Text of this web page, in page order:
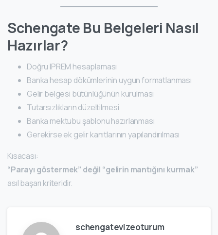
Schengate Bu Belgeleri Nasıl
Hazırlar?
Doğru IPREM hesaplaması
Banka hesap dökümlerinin uygun formatlanması
Gelir belgesi bütünlüğünün kurulması
Tutarsızlıkların düzeltilmesi
Banka mektubu şablonu hazırlanması
Gerekirse ek gelir kanıtlarının yapılandırılması
Kısacası:
“Parayı göstermek” değil “gelirin mantığını kurmak”
asıl başarı kriteridir.
schengatevizeoturum